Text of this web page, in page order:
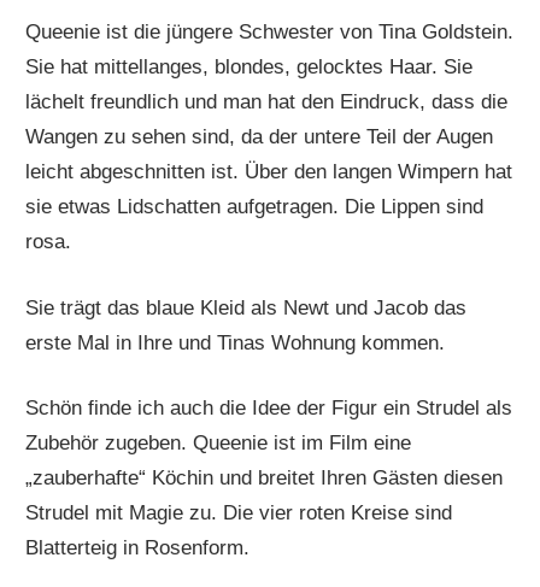
Queenie ist die jüngere Schwester von Tina Goldstein.
Sie hat mittellanges, blondes, gelocktes Haar. Sie
lächelt freundlich und man hat den Eindruck, dass die
Wangen zu sehen sind, da der untere Teil der Augen
leicht abgeschnitten ist. Über den langen Wimpern hat
sie etwas Lidschatten aufgetragen. Die Lippen sind
rosa.
Sie trägt das blaue Kleid als Newt und Jacob das
erste Mal in Ihre und Tinas Wohnung kommen.
Schön finde ich auch die Idee der Figur ein Strudel als
Zubehör zugeben. Queenie ist im Film eine
„zauberhafte“ Köchin und breitet Ihren Gästen diesen
Strudel mit Magie zu. Die vier roten Kreise sind
Blatterteig in Rosenform.